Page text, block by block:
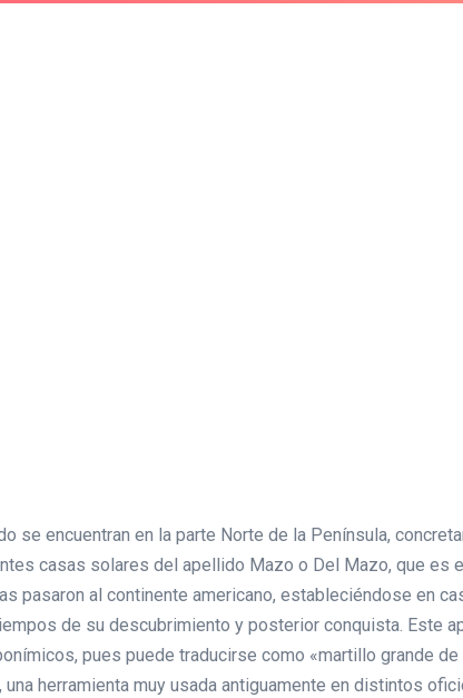
encuentran en la parte Norte de la Península,
casas solares del apellido Mazo o Del Mazo, que es
pasaron al continente americano, estableciéndose en
de su descubrimiento y posterior conquista. Este
pues puede traducirse como «martillo grande
herramienta muy usada antiguamente en distintos